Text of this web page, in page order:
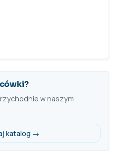
w naszym
katalog →